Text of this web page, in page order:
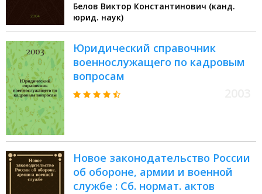
Белов Виктор Константинович (канд.
юрид. наук)
Юридический справочник
военнослужащего по кадровым
вопросам
Новое законодательство России
об обороне, армии и военной
службе : Сб. нормат. актов